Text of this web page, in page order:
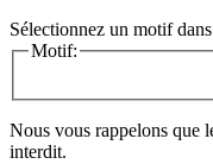
Sélectionnez un motif
Motif:
Nous vous rappelons que
interdit.